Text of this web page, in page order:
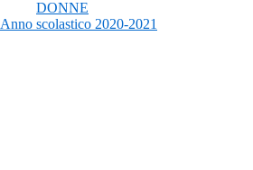
DONNE
Anno scolastico 2020-2021